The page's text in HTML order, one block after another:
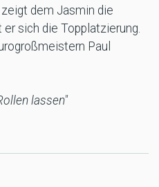
dem Jasmin die
sich die Topplatzierung.
Paul
lassen"